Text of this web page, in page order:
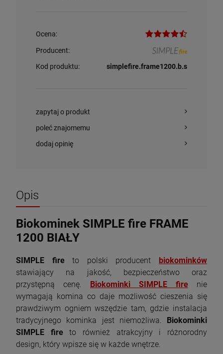
Piec wolnostojący INVICTA CAROLO ZEN
6162-49 z dolotem powietrza
4 859,10 zł
Cena regularna: 5 399,00 zł
Piec wolnostojący KAWMET P9 (8 kW) ECO
z płytą grzewczą
1 823,00 zł
Ocena:
Producent:
Kod produktu: simplefire.frame1200.b.s
zapytaj o produkt
poleć znajomemu
dodaj opinię
Opis
Biokominek SIMPLE fire FRAME
1200 BIAŁY
SIMPLE fireto polski producent
biokominków
stawiający na jakość, bezpieczeństwo oraz
przystępną cenę.
Biokominki SIMPLE fire nie
wymagają komina co daje możliwość cieszenia się
prawdziwym ogniem wszędzie tam, gdzie instalacja
tradycyjnego kominka jest niemożliwa.
Biokominki
SIMPLE fireto również atrakcyjny i różnorodny
design, który wpisze się w każde wnętrze.